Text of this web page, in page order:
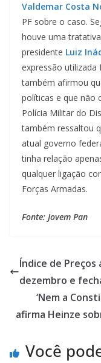
Valdemar Costa
PF sobre o caso.
houve uma
presidente Luiz
expressão utilizada
também afirmou
políticas e que não
Polícia Militar do
também ressaltou
atual governo
tinha relação
qualquer ligação
Forças Armadas.
Fonte: Jovem Pan
Índice de Preços
dezembro e
‘Nem a
afirma Heinze
Você